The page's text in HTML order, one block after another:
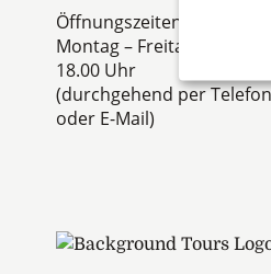
Öffnungszeiten
Montag – Freitag 09.00
18.00 Uhr
(durchgehend per Telefon
oder E-Mail)